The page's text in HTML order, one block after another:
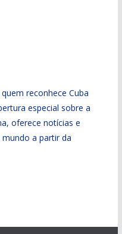
reconhece Cuba
especial sobre a
oferece notícias e
a partir da